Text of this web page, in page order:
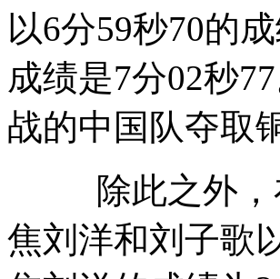
以6分59秒70的
成绩是7分02秒
战的中国队夺取
除此之外，在
焦刘洋和刘子歌